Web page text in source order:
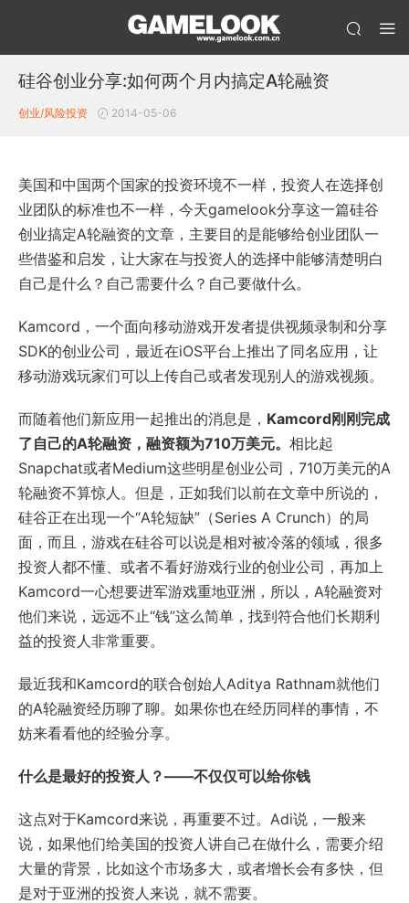
硅谷创业分享:如何两个月内搞定A轮融资
创业/风险投资 2014-05-06
美国和中国两个国家的投资环境不一样，投资人在选择创
业团队的标准也不一样，今天gamelook分享这一篇硅谷
创业搞定A轮融资的文章，主要目的是能够给创业团队一
些借鉴和启发，让大家在与投资人的选择中能够清楚明白
自己是什么？自己需要什么？自己要做什么。
Kamcord，一个面向移动游戏开发者提供视频录制和分享
SDK的创业公司，最近在iOS平台上推出了同名应用，让
移动游戏玩家们可以上传自己或者发现别人的游戏视频。
而随着他们新应用一起推出的消息是， Kamcord刚刚完成
了自己的A轮融资，融资额为710万美元。 相比起
Snapchat或者Medium这些明星创业公司，710万美元的A
轮融资不算惊人。但是，正如我们以前在文章中所说的，
硅谷正在出现一个“A轮短缺”（Series A Crunch）的局
面，而且，游戏在硅谷可以说是相对被冷落的领域，很多
投资人都不懂、或者不看好游戏行业的创业公司，再加上
Kamcord一心想要进军游戏重地亚洲，所以，A轮融资对
他们来说，远远不止“钱”这么简单，找到符合他们长期利
益的投资人非常重要。
最近我和Kamcord的联合创始人Aditya Rathnam就他们
的A轮融资经历聊了聊。如果你也在经历同样的事情，不
妨来看看他的经验分享。
什么是最好的投资人？——不仅仅可以给你钱
这点对于Kamcord来说，再重要不过。Adi说，一般来
说，如果他们给美国的投资人讲自己在做什么，需要介绍
大量的背景，比如这个市场多大，或者增长会有多快，但
是对于亚洲的投资人来说，就不需要。